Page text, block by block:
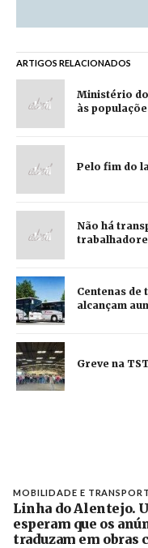
ARTIGOS RELACIONADOS
Ministério
às
Pelo fim do
Não há
Centenas
alcançam
Greve na
MOBILIDADE E
Linha do Alentejo.
esperam que os
traduzam em obras